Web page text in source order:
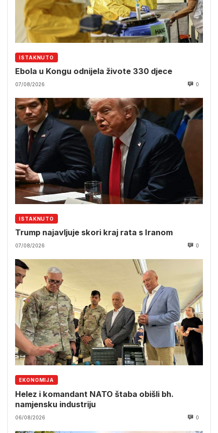
ISTAKNUTO
Ebola u Kongu odnijela živote 330 djece
07/08/2026 0
ISTAKNUTO
Trump najavljuje skori kraj rata s Iranom
07/08/2026 0
EKONOMIJA
Helez i komandant NATO štaba obišli bh.
namjensku industriju
06/08/2026 0